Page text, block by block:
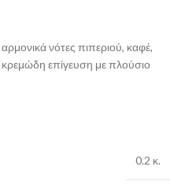
νότες πιπεριού, καφέ,
επίγευση με πλούσιο
0.2 κ.